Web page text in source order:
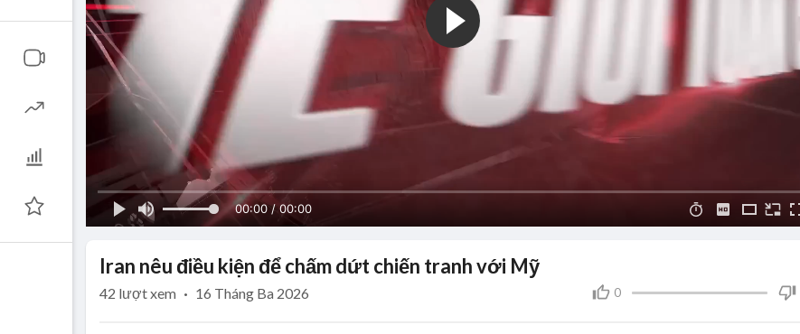
00:00 / 00:00
Iran nêu điều kiện để chấm dứt chiến tranh với Mỹ
0
42 lượt xem · 16 Tháng Ba 2026